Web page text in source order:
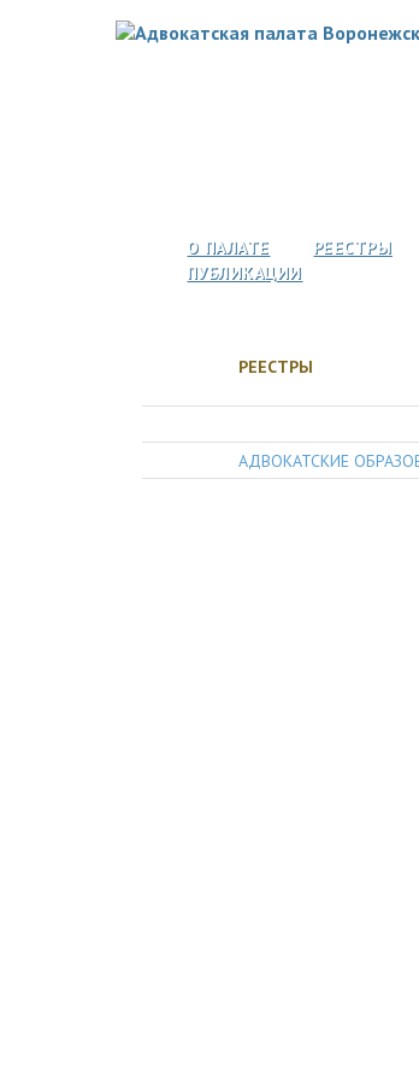
О ПАЛАТЕ РЕЕСТРЫ
ПУБЛИКАЦИИ
РЕЕСТРЫ
АДВОКАТСКИЕ